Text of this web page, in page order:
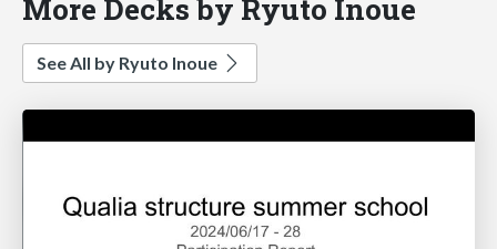
More Decks by Ryuto Inoue
See All by Ryuto Inoue